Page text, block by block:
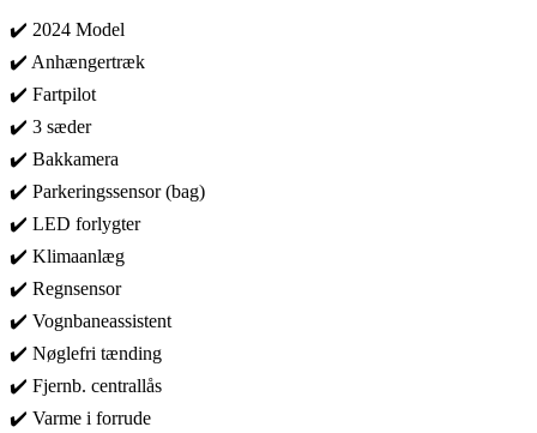
✔️ 2024 Model
✔️ Anhængertræk
✔️ Fartpilot
✔️ 3 sæder
✔️ Bakkamera
✔️ Parkeringssensor (bag)
✔️ LED forlygter
✔️ Klimaanlæg
✔️ Regnsensor
✔️ Vognbaneassistent
✔️ Nøglefri tænding
✔️ Fjernb. centrallås
✔️ Varme i forrude